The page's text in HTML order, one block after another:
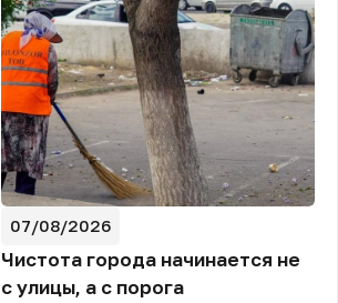
07/08/2026
Чистота города начинается не
с улицы, а с порога